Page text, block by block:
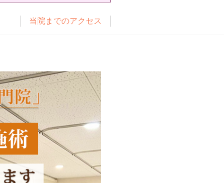
当院までのアクセス